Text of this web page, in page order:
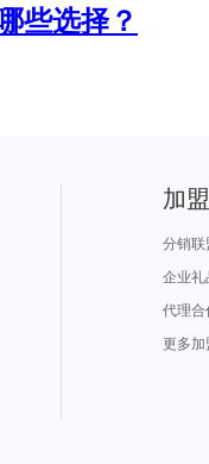
些选择？
加
分销联
企业礼
代理合
更多加